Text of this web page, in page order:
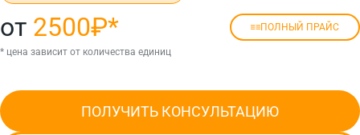
от 2500₽* ПОЛНЫЙ ПРАЙС
* цена зависит от количества единиц
ПОЛУЧИТЬ КОНСУЛЬТАЦИЮ